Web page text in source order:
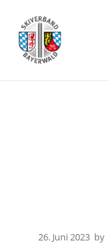
26. Juni 2023 by